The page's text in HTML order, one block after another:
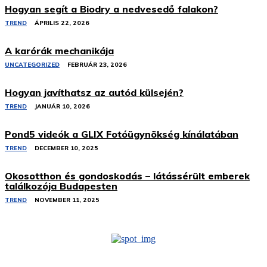
Hogyan segít a Biodry a nedvesedő falakon?
TREND ÁPRILIS 22, 2026
A karórák mechanikája
UNCATEGORIZED FEBRUÁR 23, 2026
Hogyan javíthatsz az autód külsején?
TREND JANUÁR 10, 2026
Pond5 videók a GLIX Fotóügynökség kínálatában
TREND DECEMBER 10, 2025
Okosotthon és gondoskodás – látássérült emberek
találkozója Budapesten
TREND NOVEMBER 11, 2025